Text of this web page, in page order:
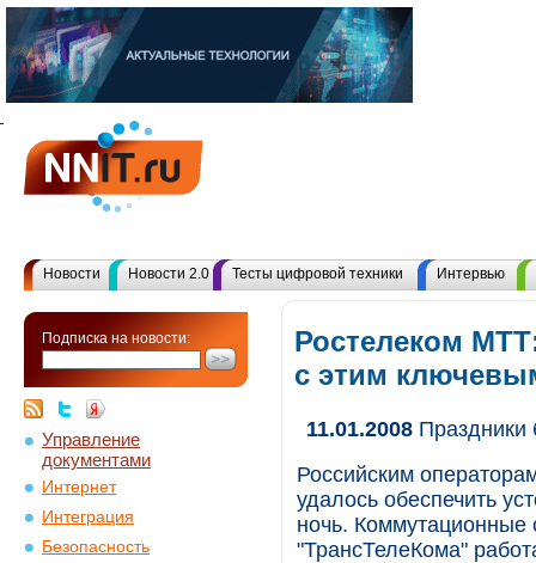
Новости Новости 2.0 Тесты цифровой техники Интервью
Подписка на новости:
Управление
документами
Интернет
Интеграция
Безопасность
Ростелеком
с этим
11.01.2008 Праздники
Российским
удалось обеспечить
ночь. Коммутационные
"ТрансТелеКома"